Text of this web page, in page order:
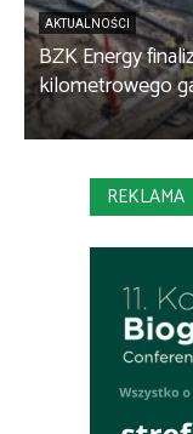
AKTUALNOŚCI
BZK Energy
kilometrowego
REKLAMA